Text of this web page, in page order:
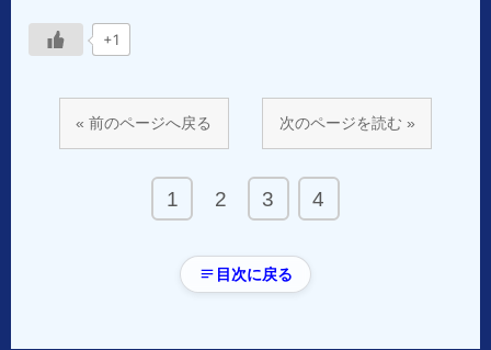
+1
« 前のページへ戻る 次のページを読む »
1 2 3 4
目次に戻る